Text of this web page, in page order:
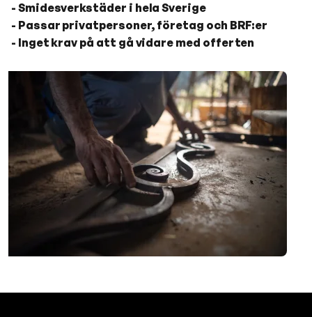
- Smidesverkstäder i hela Sverige
- Passar privatpersoner, företag och BRF:er
- Inget krav på att gå vidare med offerten